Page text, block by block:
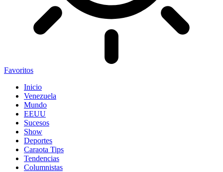
Favoritos
Inicio
Venezuela
Mundo
EEUU
Sucesos
Show
Deportes
Caraota Tips
Tendencias
Columnistas